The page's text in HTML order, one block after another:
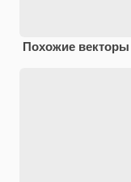
Похожие векторы